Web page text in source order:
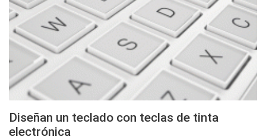
Diseñan un teclado con teclas de tinta
electrónica